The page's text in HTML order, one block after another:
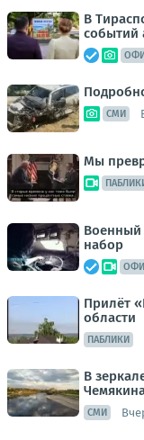
В
событий
СМИ
Мы
Военный
набор
Прилёт
области
ПАБЛИКИ
В
СМИ